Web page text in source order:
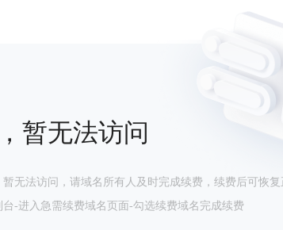
暂无法访问
无法访问，请域名所有人及时完成续费，续费后可恢复
-进入急需续费域名页面-勾选续费域名完成续费